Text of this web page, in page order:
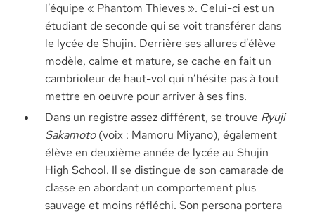
l’équipe « Phantom Thieves ». Celui-ci est un
étudiant de seconde qui se voit transférer dans
le lycée de Shujin. Derrière ses allures d’élève
modèle, calme et mature, se cache en fait un
cambrioleur de haut-vol qui n’hésite pas à tout
mettre en oeuvre pour arriver à ses fins.
Dans un registre assez différent, se trouve Ryuji
Sakamoto(voix : Mamoru Miyano), également
élève en deuxième année de lycée au Shujin
High School. Il se distingue de son camarade de
classe en abordant un comportement plus
sauvage et moins réfléchi. Son persona portera